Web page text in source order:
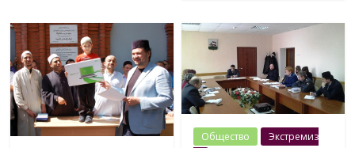
Общество
Экстремиз